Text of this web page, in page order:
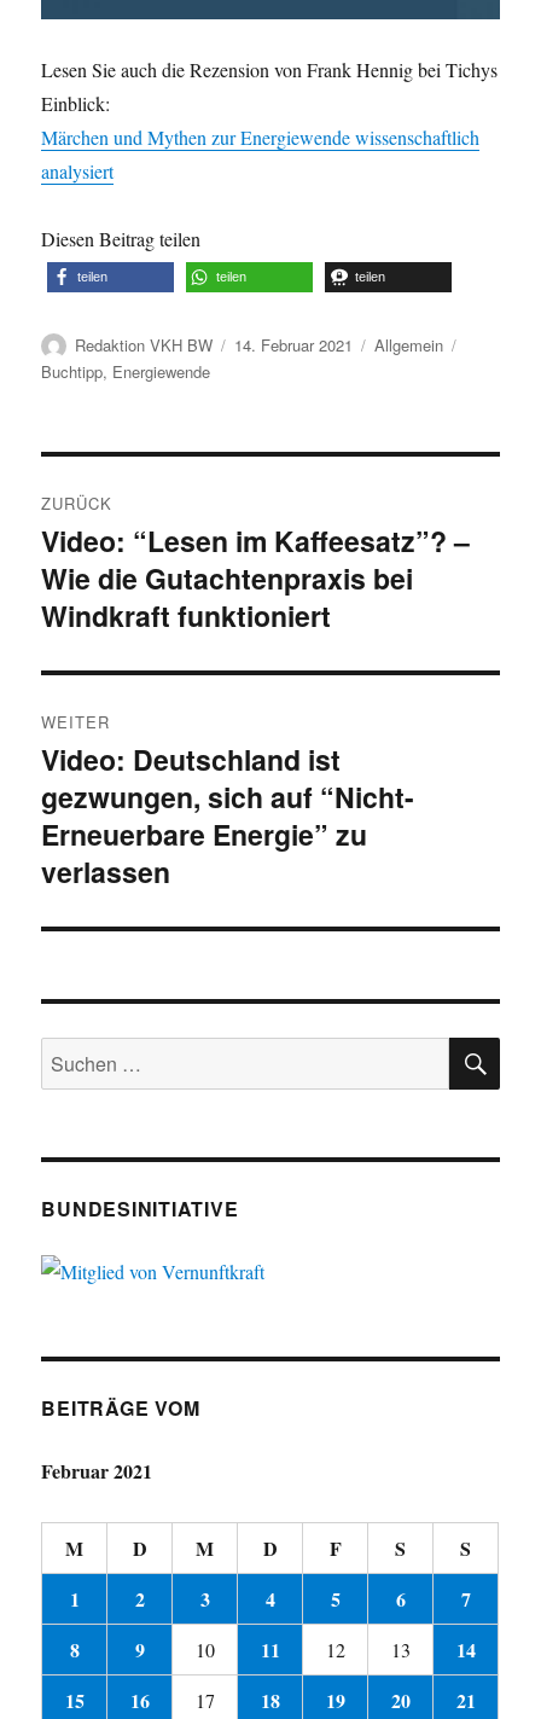
Lesen Sie auch die Rezension von Frank Hennig bei Tichys
Einblick:
Märchen und Mythen zur Energiewende wissenschaftlich
analysiert
Diesen Beitrag teilen
teilen teilen teilen
Autor
Redaktion VKH BW
Veröffentlicht
14. Februar 2021 Kategorien
Allgemein
Buchtipp, Energiewende
ZURÜCK
Vorheriger
Beitrag:
Video: “Lesen im Kaffeesatz”? –
Wie die Gutachtenpraxis bei
Windkraft funktioniert
WEITER
Nächster
Beitrag:
Video: Deutschland ist
gezwungen, sich auf “Nicht-
Erneuerbare Energie” zu
verlassen
Suche
nach:
BUNDESINITIATIVE
BEITRÄGE VOM
Februar 2021
M D M D F S
S
1
2 3 4 5 6
7
8
9 10 11 12 13
14
15
16 17 18 19 20 21